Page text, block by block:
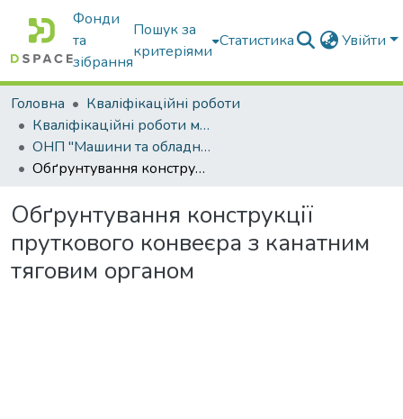
Фонди
та
зібрання
Пошук за
критеріями
Статистика Увійти
Головна
Кваліфікаційні роботи
Кваліфікаційні роботи магістрів
ОНП "Машини та обладнання сільськогосподарського виробництва"
Обґрунтування конструкції пруткового конвеєра з канатним тяговим органом
Обґрунтування конструкції
пруткового конвеєра з канатним
тяговим органом